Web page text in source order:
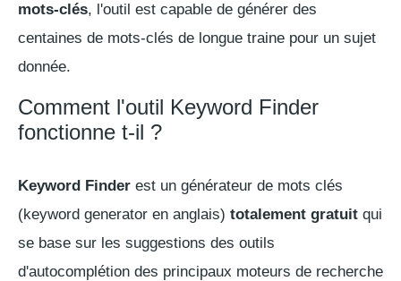
mots-clés, l'outil est capable de générer des
centaines de mots-clés de longue traine pour un sujet
donnée.
Comment l'outil Keyword Finder
fonctionne t-il ?
Keyword Finder est un générateur de mots clés
(keyword generator en anglais) totalement gratuit qui
se base sur les suggestions des outils
d'autocomplétion des principaux moteurs de recherche